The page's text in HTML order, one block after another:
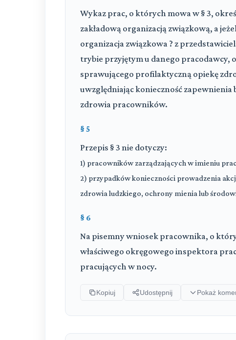
Wykaz prac, o których mowa w § 3,
zakładową organizacją związkową, a
organizacja związkowa ? z
trybie przyjętym u danego pracodawcy,
sprawującego profilaktyczną opiekę
uwzględniając konieczność
zdrowia pracowników.
§ 5
Przepis § 3 nie dotyczy:
1) pracowników zarządzających w imieniu
2) przypadków konieczności prowadzenia
zdrowia ludzkiego, ochrony mienia lub
§ 6
Na pisemny wniosek pracownika, o
właściwego okręgowego inspektora
pracujących w nocy.
Kopiuj Udostępnij Pokaż